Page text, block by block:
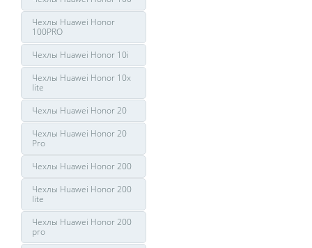
Чехлы Huawei Honor
100PRO
Чехлы Huawei Honor 10i
Чехлы Huawei Honor 10x
lite
Чехлы Huawei Honor 20
Чехлы Huawei Honor 20
Pro
Чехлы Huawei Honor 200
Чехлы Huawei Honor 200
lite
Чехлы Huawei Honor 200
pro